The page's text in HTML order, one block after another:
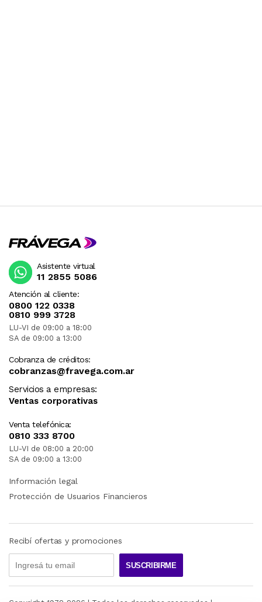
Atención al cliente:
0800 122 0338
0810 999 3728
LU-VI de 09:00 a 18:00
SA de 09:00 a 13:00
Cobranza de créditos:
cobranzas@fravega.com.ar
Servicios a empresas:
Ventas corporativas
Venta telefónica:
0810 333 8700
LU-VI de 08:00 a 20:00
SA de 09:00 a 13:00
Asistente virtual
11 2855 5086
Información legal
Protección de Usuarios Financieros
Recibí ofertas y promociones
SUSCRIBIRME